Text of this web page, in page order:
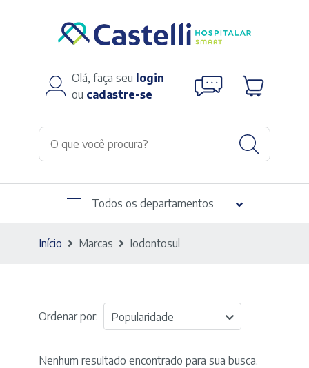
Olá, faça seu login
ou cadastre-se
Todos os departamentos
Início Marcas Iodontosul
Ordenar por: Popularidade
Nenhum resultado encontrado para sua busca.